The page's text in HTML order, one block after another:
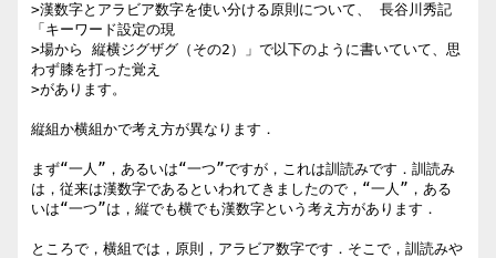
>漢数字とアラビア数字を使い分ける原則について、 長谷川秀記
「キーワード設定の現
>場から 縦横ジグザグ（その2）」で以下のように書いていて、思
わず膝を打った覚え
>があります。
縦組か横組かで考え方が異なります．
まず“一人”，あるいは“一つ”ですが，これは訓読みです．訓読み
は，従来は漢数字であるといわれてきましたので，“一人”，ある
いは“一つ”は，縦でも横でも漢数字という考え方があります．
ところで，横組では，原則，アラビア数字です．そこで，訓読みや